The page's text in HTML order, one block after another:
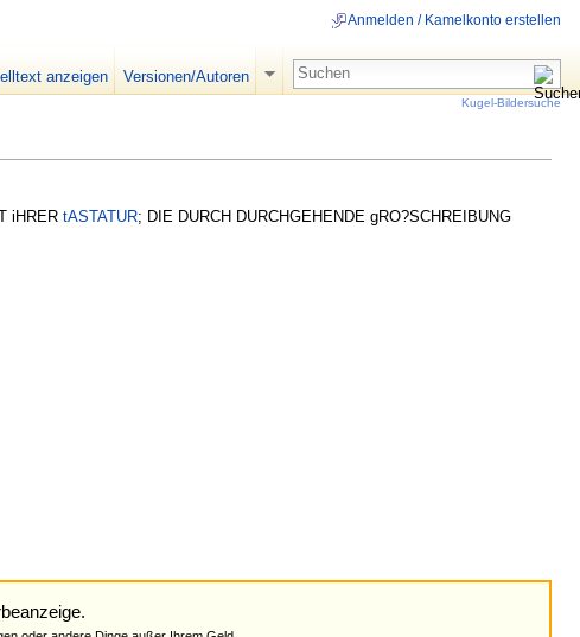
iHRER tASTATUR; DIE DURCH DURCHGEHENDE gRO?SCHREIBUNG
Anmelden / Kamelkonto erstellen
anzeigen Versionen/Autoren
Kugel-Bildersuche